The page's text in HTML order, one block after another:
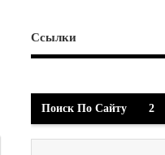
Ссылки
Поиск По Сайту 2